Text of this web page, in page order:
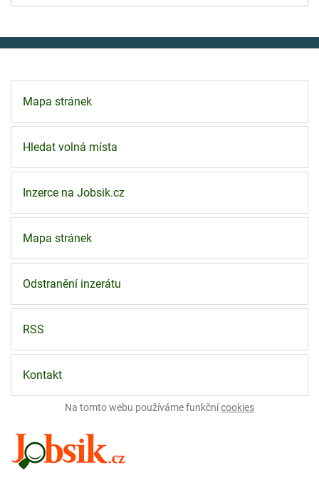
Mapa stránek
Hledat volná místa
Inzerce na Jobsik.cz
Mapa stránek
Odstranění inzerátu
RSS
Kontakt
Na tomto webu používáme funkčnícookies